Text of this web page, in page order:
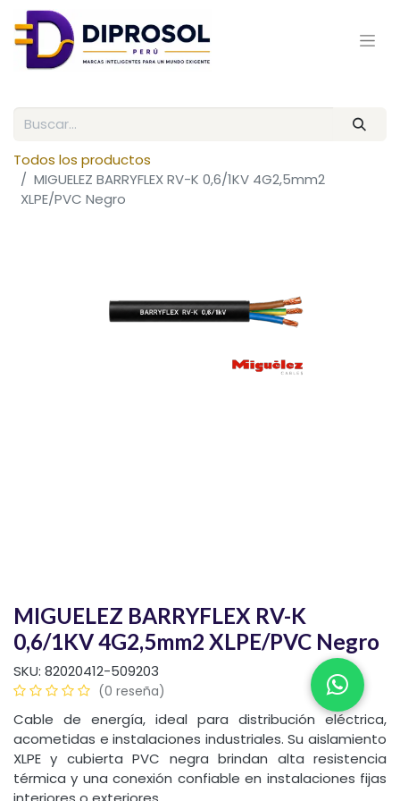
Todos los productos
MIGUELEZ BARRYFLEX RV-K 0,6/1KV 4G2,5mm2
XLPE/PVC Negro
MIGUELEZ BARRYFLEX RV-K
0,6/1KV 4G2,5mm2 XLPE/PVC Negro
SKU: 82020412-509203
(0 reseña)
Cable de energía, ideal para distribución eléctrica,
acometidas e instalaciones industriales. Su aislamiento
XLPE y cubierta PVC negra brindan alta resistencia
térmica y una conexión confiable en instalaciones fijas